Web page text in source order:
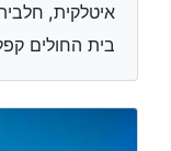
איטלקית,
בית החולים